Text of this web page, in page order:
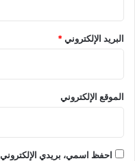
البريد الإلكتروني*
الموقع الإلكتروني
احفظ اسمي، بريدي